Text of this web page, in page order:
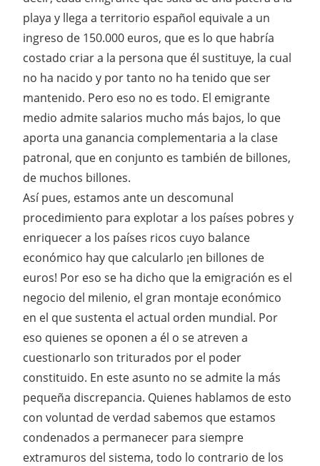
playa y llega a territorio español equivale a un
ingreso de 150.000 euros, que es lo que habría
costado criar a la persona que él sustituye, la cual
no ha nacido y por tanto no ha tenido que ser
mantenido. Pero eso no es todo. El emigrante
medio admite salarios mucho más bajos, lo que
aporta una ganancia complementaria a la clase
patronal, que en conjunto es también de billones,
de muchos billones.
Así pues, estamos ante un descomunal
procedimiento para explotar a los países pobres y
enriquecer a los países ricos cuyo balance
económico hay que calcularlo ¡en billones de
euros! Por eso se ha dicho que la emigración es el
negocio del milenio, el gran montaje económico
en el que sustenta el actual orden mundial. Por
eso quienes se oponen a él o se atreven a
cuestionarlo son triturados por el poder
constituido. En este asunto no se admite la más
pequeña discrepancia. Quienes hablamos de esto
con voluntad de verdad sabemos que estamos
condenados a permanecer para siempre
extramuros del sistema, todo lo contrario de los